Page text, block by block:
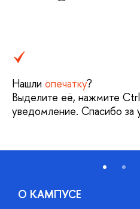
Нашли опечатку?
Выделите её, нажмите
уведомление. Спасибо за
О КАМПУСЕ